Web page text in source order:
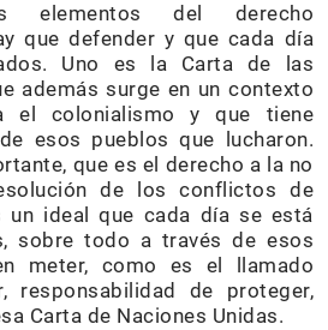
elementos del derecho
que defender y que cada día
Uno es la Carta de las
además surge en un contexto
el colonialismo y que tiene
esos pueblos que lucharon.
que es el derecho a la no
de los conflictos de
un ideal que cada día se está
sobre todo a través de esos
meter, como es el llamado
responsabilidad de proteger,
Carta de Naciones Unidas.